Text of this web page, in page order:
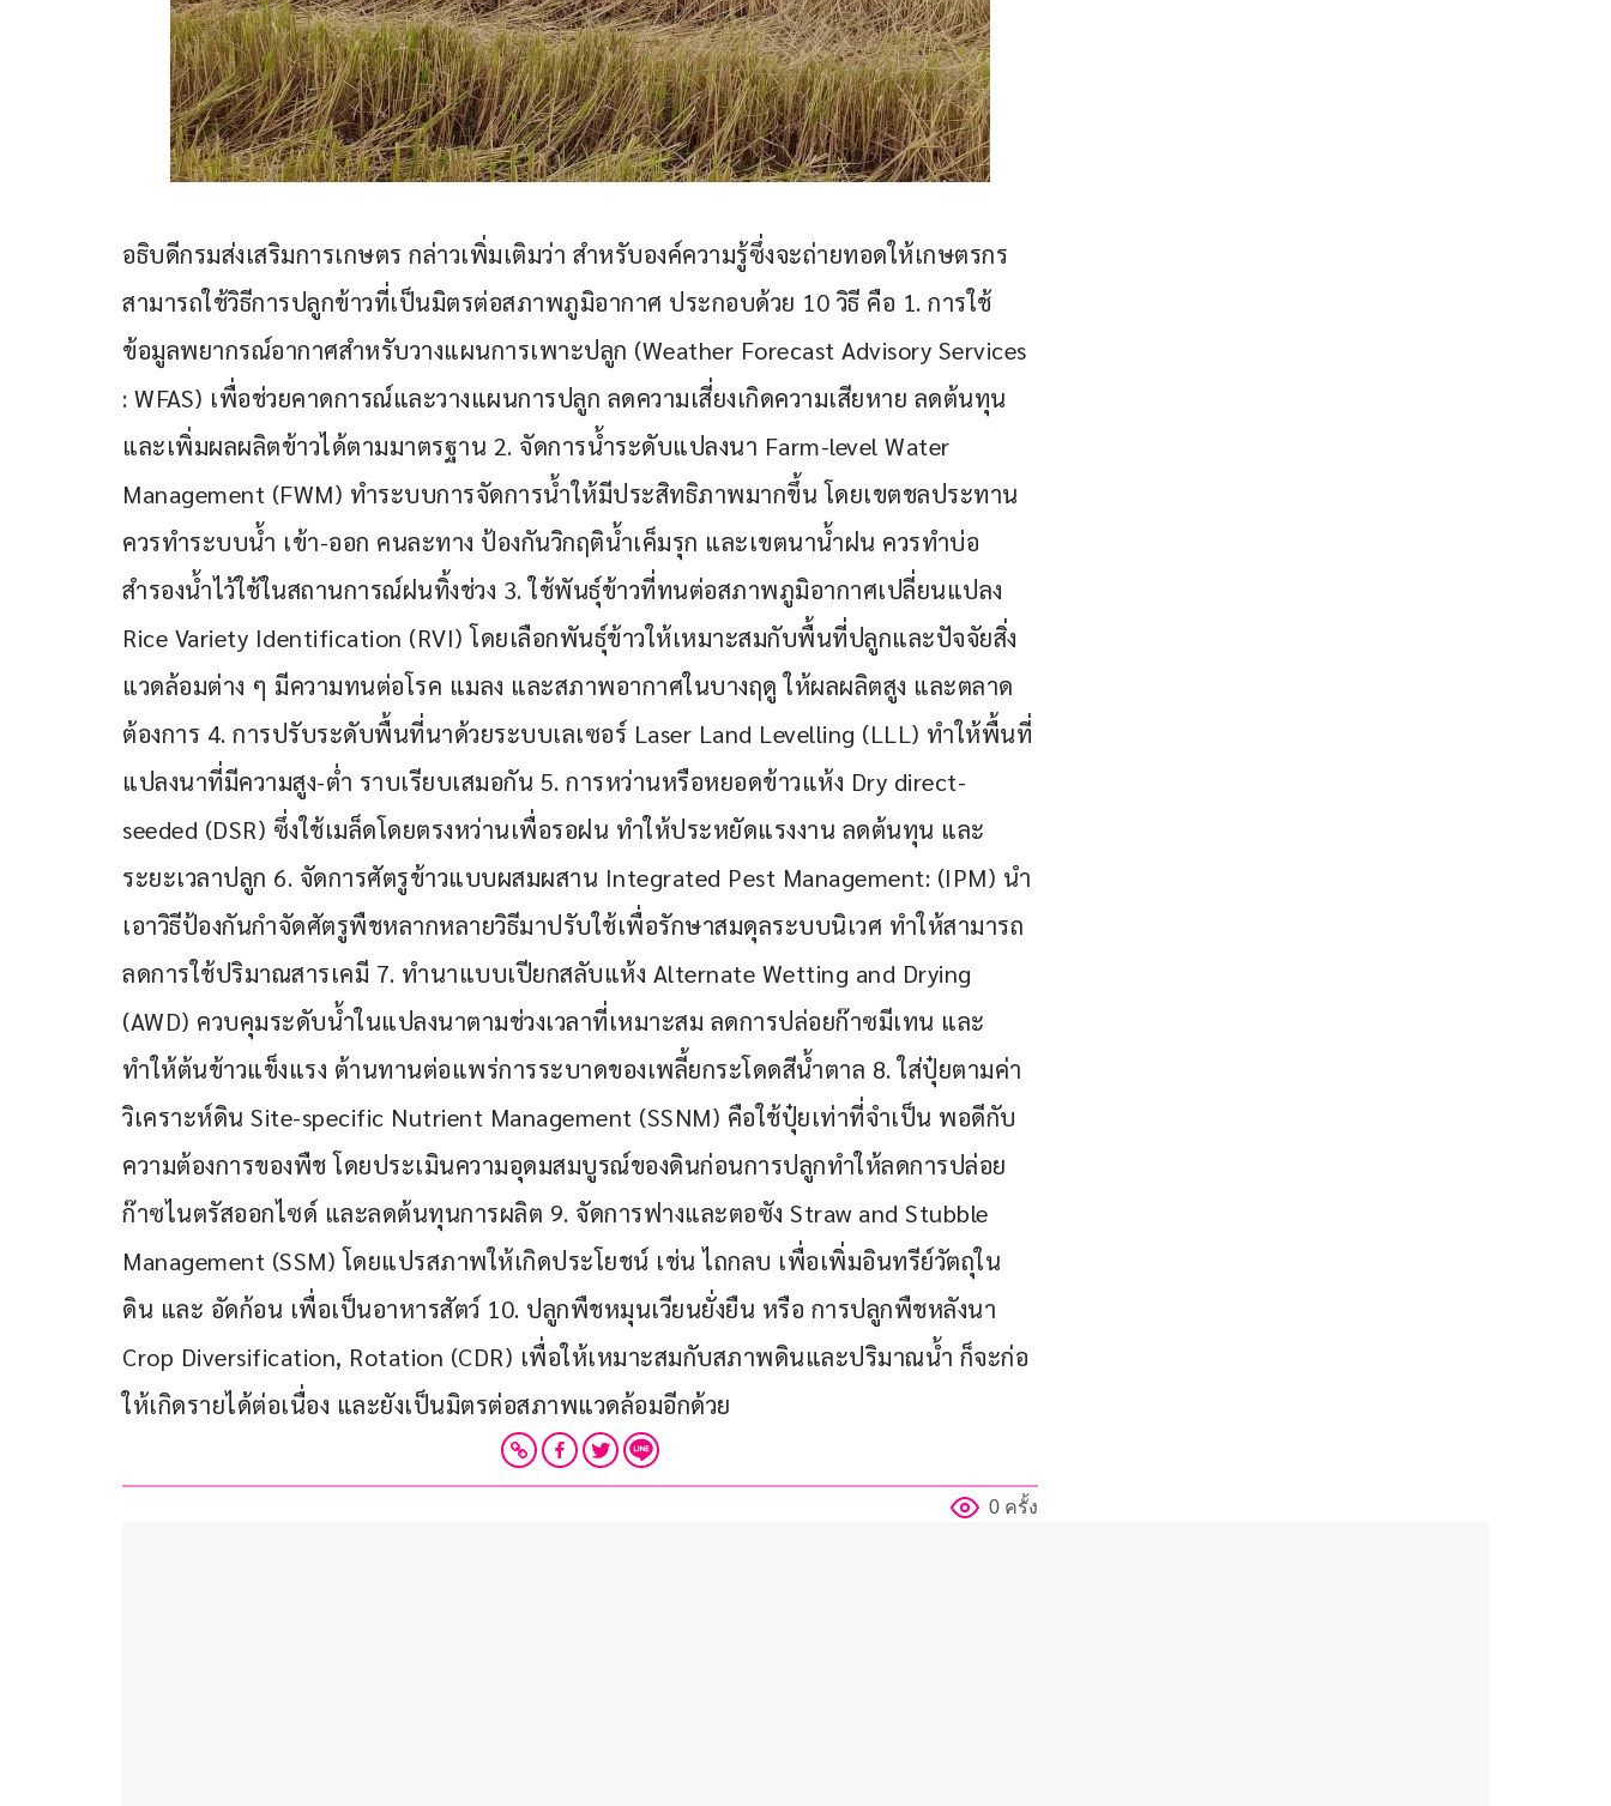
อธิบดีกรมส่งเสริมการเกษตร กล่าวเพิ่มเติมว่า สำหรับองค์ความรู้ซึ่งจะถ่ายทอดให้เกษตรกร
สามารถใช้วิธีการปลูกข้าวที่เป็นมิตรต่อสภาพภูมิอากาศ ประกอบด้วย 10 วิธี คือ 1. การใช้
ข้อมูลพยากรณ์อากาศสำหรับวางแผนการเพาะปลูก (Weather Forecast Advisory Services
: WFAS) เพื่อช่วยคาดการณ์และวางแผนการปลูก ลดความเสี่ยงเกิดความเสียหาย ลดต้นทุน
และเพิ่มผลผลิตข้าวได้ตามมาตรฐาน 2. จัดการน้ำระดับแปลงนา Farm-level Water
Management (FWM) ทำระบบการจัดการน้ำให้มีประสิทธิภาพมากขึ้น โดยเขตชลประทาน
ควรทำระบบน้ำ เข้า-ออก คนละทาง ป้องกันวิกฤติน้ำเค็มรุก และเขตนาน้ำฝน ควรทำบ่อ
สำรองน้ำไว้ใช้ในสถานการณ์ฝนทิ้งช่วง 3. ใช้พันธุ์ข้าวที่ทนต่อสภาพภูมิอากาศเปลี่ยนแปลง
Rice Variety Identification (RVI) โดยเลือกพันธุ์ข้าวให้เหมาะสมกับพื้นที่ปลูกและปัจจัยสิ่ง
แวดล้อมต่าง ๆ มีความทนต่อโรค แมลง และสภาพอากาศในบางฤดู ให้ผลผลิตสูง และตลาด
ต้องการ 4. การปรับระดับพื้นที่นาด้วยระบบเลเซอร์ Laser Land Levelling (LLL) ทำให้พื้นที่
แปลงนาที่มีความสูง-ต่ำ ราบเรียบเสมอกัน 5. การหว่านหรือหยอดข้าวแห้ง Dry direct-
seeded (DSR) ซึ่งใช้เมล็ดโดยตรงหว่านเพื่อรอฝน ทำให้ประหยัดแรงงาน ลดต้นทุน และ
ระยะเวลาปลูก 6. จัดการศัตรูข้าวแบบผสมผสาน Integrated Pest Management: (IPM) นำ
เอาวิธีป้องกันกำจัดศัตรูพืชหลากหลายวิธีมาปรับใช้เพื่อรักษาสมดุลระบบนิเวศ ทำให้สามารถ
ลดการใช้ปริมาณสารเคมี 7. ทำนาแบบเปียกสลับแห้ง Alternate Wetting and Drying
(AWD) ควบคุมระดับน้ำในแปลงนาตามช่วงเวลาที่เหมาะสม ลดการปล่อยก๊าซมีเทน และ
ทำให้ต้นข้าวแข็งแรง ต้านทานต่อแพร่การระบาดของเพลี้ยกระโดดสีน้ำตาล 8. ใส่ปุ๋ยตามค่า
วิเคราะห์ดิน Site-specific Nutrient Management (SSNM) คือใช้ปุ๋ยเท่าที่จำเป็น พอดีกับ
ความต้องการของพืช โดยประเมินความอุดมสมบูรณ์ของดินก่อนการปลูกทำให้ลดการปล่อย
ก๊าซไนตรัสออกไซด์ และลดต้นทุนการผลิต 9. จัดการฟางและตอซัง Straw and Stubble
Management (SSM) โดยแปรสภาพให้เกิดประโยชน์ เช่น ไถกลบ เพื่อเพิ่มอินทรีย์วัตถุใน
ดิน และ อัดก้อน เพื่อเป็นอาหารสัตว์ 10. ปลูกพืชหมุนเวียนยั่งยืน หรือ การปลูกพืชหลังนา
Crop Diversification, Rotation (CDR) เพื่อให้เหมาะสมกับสภาพดินและปริมาณน้ำ ก็จะก่อ
ให้เกิดรายได้ต่อเนื่อง และยังเป็นมิตรต่อสภาพแวดล้อมอีกด้วย
0 ครั้ง